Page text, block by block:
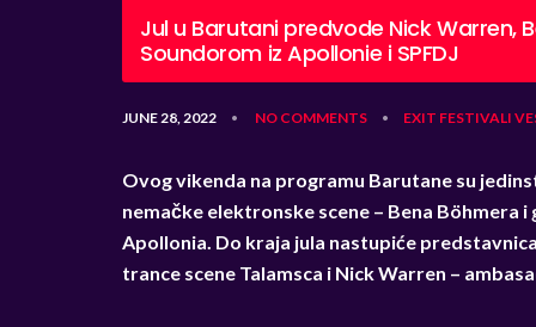
Jul u Barutani predvode Nick Warren,
Soundorom iz Apollonie i SPFDJ
JUNE 28, 2022 • NO COMMENTS • EXIT FESTIVALI
Ovog vikenda na programu Barutane su
nemačke elektronske scene – Bena Böhmera
Apollonia. Do kraja jula nastupiće
trance scene Talamsca i Nick Warren –